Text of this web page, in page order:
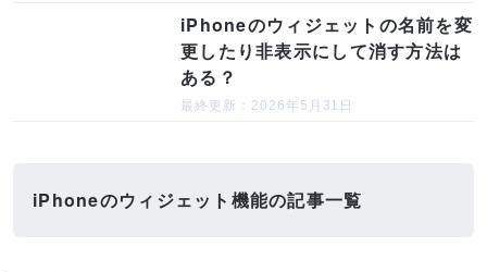
iPhoneのウィジェットの名前を変
更したり非表示にして消す方法は
ある？
最終更新：2026年5月31日
iPhoneのウィジェット機能の記事一覧